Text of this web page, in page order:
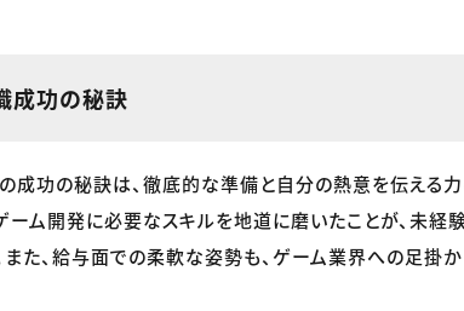
成功の秘訣
成功の秘訣は、徹底的な準備と自分の熱意を伝える
ーム開発に必要なスキルを地道に磨いたことが、未経
また、給与面での柔軟な姿勢も、ゲーム業界への足掛